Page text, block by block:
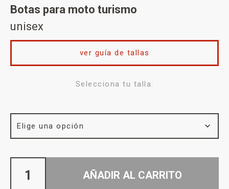
Botas para moto turismo
unisex
Selecciona tu talla:
ver guía de tallas
AÑADIR AL CARRITO